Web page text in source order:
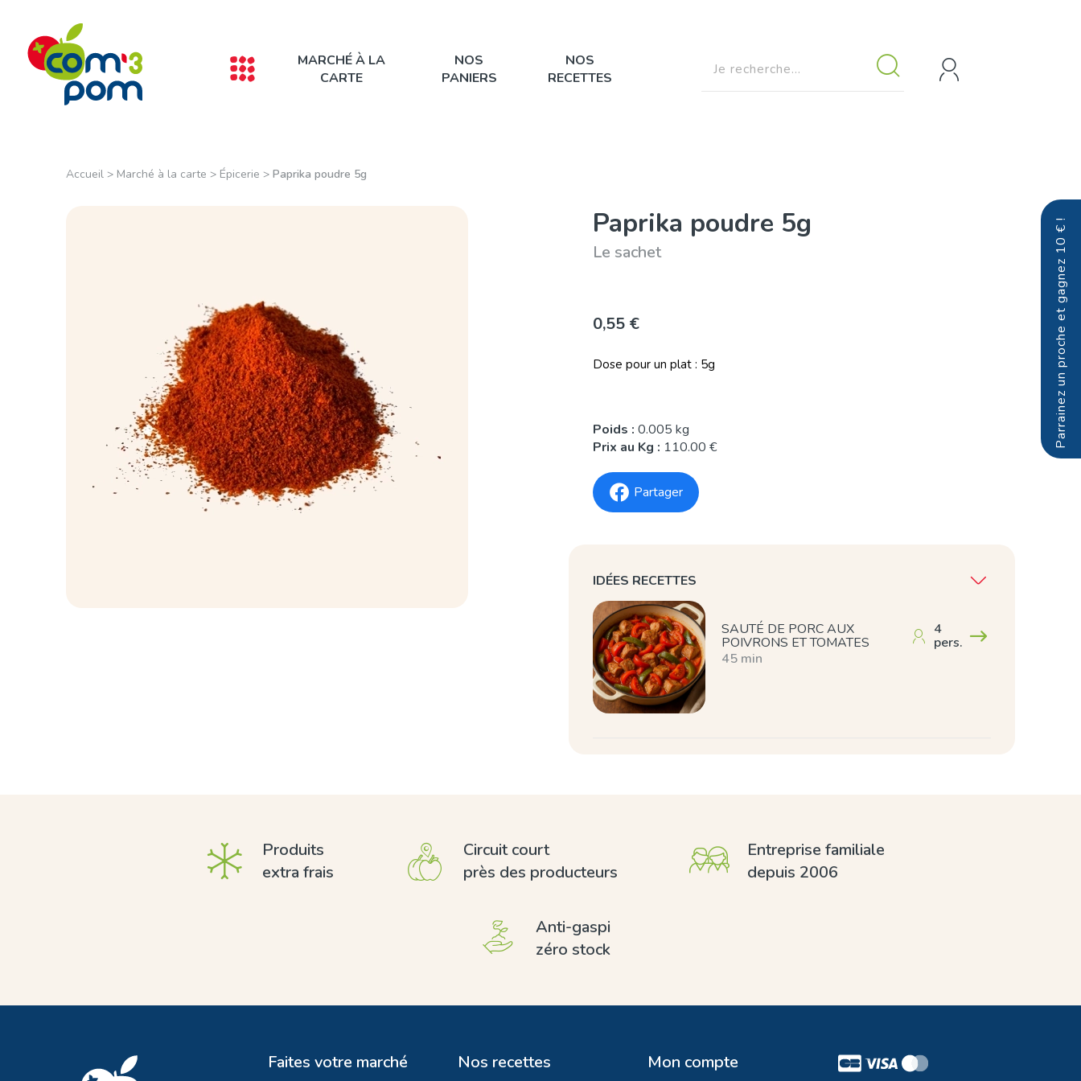
MARCHÉ À LA
CARTE
NOS
PANIERS
NOS
RECETTES
Parrainez un proche et gagnez 10 € !
Accueil > Marché à la carte > Épicerie > Paprika poudre 5g
Paprika poudre 5g
Le sachet
0,55 €
Dose pour un plat : 5g
Poids : 0.005 kg
Prix au Kg : 110.00 €
Partager
IDÉES RECETTES
SAUTÉ DE PORC AUX
POIVRONS ET TOMATES
4
pers.
45 min
Produits
extra frais
Circuit court
près des producteurs
Entreprise familiale
depuis 2006
Anti-gaspi
zéro stock
Faites votre marché Nos recettes Mon compte